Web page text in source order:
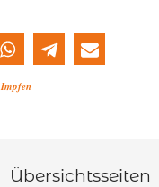
Impfen
Übersichtsseiten